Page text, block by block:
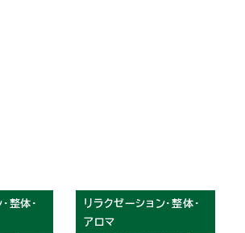
整体・
リラクゼーション・整体・
アロマ